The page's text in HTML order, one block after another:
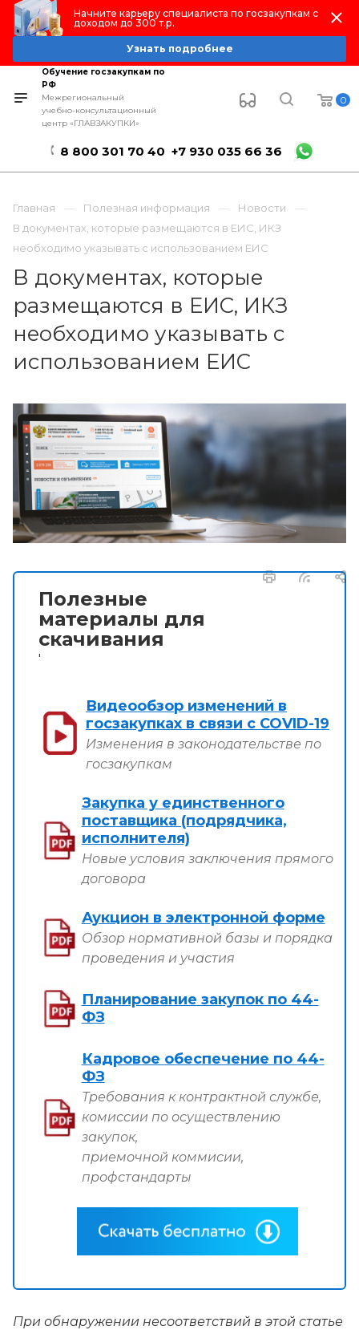
Начните карьеру специалиста по госзакупкам с
доходом до 300 т.р.
Узнать подробнее
Обучение госзакупкам по
РФ
Межрегиональный
учебно-консультационный
центр «ГЛАВЗАКУПКИ»
0
8 800 301 70 40 +7 930 035 66 36
Главная Полезная информация
Новости
В документах, которые размещаются в ЕИС, ИКЗ
необходимо указывать с использованием ЕИС
В документах, которые
размещаются в ЕИС, ИКЗ
необходимо указывать с
использованием ЕИС
Полезные
материалы для
скачивания
'
Видеообзор изменений в
госзакупках в связи с COVID-19
Изменения в законодательстве по
госзакупкам
Закупка у единственного
поставщика (подрядчика,
исполнителя)
Новые условия заключения прямого
договора
Аукцион в электронной форме
Обзор нормативной базы и порядка
проведения и участия
Планирование закупок по 44-
ФЗ
Кадровое обеспечение по 44-
ФЗ
Требования к контрактной службе,
комиссии по осуществлению
закупок,
приемочной коммисии,
профстандарты
При обнаружении несоответствий в этой статье